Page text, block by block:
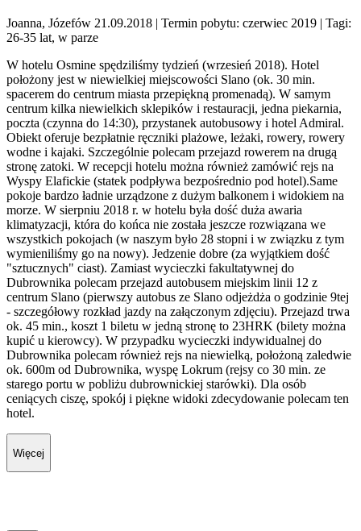
Joanna, Józefów 21.09.2018 | Termin pobytu: czerwiec 2019 | Tagi:
26-35 lat, w parze
W hotelu Osmine spędziliśmy tydzień (wrzesień 2018). Hotel
położony jest w niewielkiej miejscowości Slano (ok. 30 min.
spacerem do centrum miasta przepiękną promenadą). W samym
centrum kilka niewielkich sklepików i restauracji, jedna piekarnia,
poczta (czynna do 14:30), przystanek autobusowy i hotel Admiral.
Obiekt oferuje bezpłatnie ręczniki plażowe, leżaki, rowery, rowery
wodne i kajaki. Szczególnie polecam przejazd rowerem na drugą
stronę zatoki. W recepcji hotelu można również zamówić rejs na
Wyspy Elafickie (statek podpływa bezpośrednio pod hotel).Same
pokoje bardzo ładnie urządzone z dużym balkonem i widokiem na
morze. W sierpniu 2018 r. w hotelu była dość duża awaria
klimatyzacji, która do końca nie została jeszcze rozwiązana we
wszystkich pokojach (w naszym było 28 stopni i w związku z tym
wymieniliśmy go na nowy). Jedzenie dobre (za wyjątkiem dość
"sztucznych" ciast). Zamiast wycieczki fakultatywnej do
Dubrownika polecam przejazd autobusem miejskim linii 12 z
centrum Slano (pierwszy autobus ze Slano odjeżdża o godzinie 9tej
- szczegółowy rozkład jazdy na załączonym zdjęciu). Przejazd trwa
ok. 45 min., koszt 1 biletu w jedną stronę to 23HRK (bilety można
kupić u kierowcy). W przypadku wycieczki indywidualnej do
Dubrownika polecam również rejs na niewielką, położoną zaledwie
ok. 600m od Dubrownika, wyspę Lokrum (rejsy co 30 min. ze
starego portu w pobliżu dubrownickiej starówki). Dla osób
ceniących ciszę, spokój i piękne widoki zdecydowanie polecam ten
hotel.
Więcej